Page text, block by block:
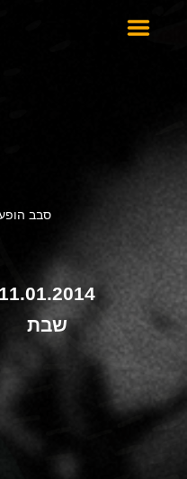
סבב
11.01.2014
שבת